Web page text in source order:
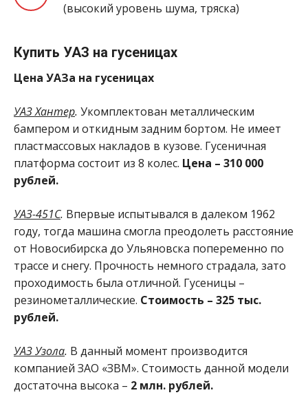
(высокий уровень шума, тряска)
Купить УАЗ на гусеницах
Цена УАЗа на гусеницах
УАЗ Хантер. Укомплектован металлическим
бампером и откидным задним бортом. Не имеет
пластмассовых накладов в кузове. Гусеничная
платформа состоит из 8 колес. Цена – 310 000
рублей.
УАЗ-451С. Впервые испытывался в далеком 1962
году, тогда машина смогла преодолеть расстояние
от Новосибирска до Ульяновска попеременно по
трассе и снегу. Прочность немного страдала, зато
проходимость была отличной. Гусеницы –
резинометаллические. Стоимость – 325 тыс.
рублей.
УАЗ Узола. В данный момент производится
компанией ЗАО «ЗВМ». Стоимость данной модели
достаточна высока – 2 млн. рублей.